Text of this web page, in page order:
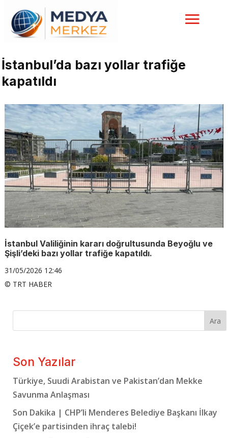
İstanbul’da bazı yollar trafiğe
kapatıldı
İstanbul Valiliğinin kararı doğrultusunda Beyoğlu ve
Şişli’deki bazı yollar trafiğe kapatıldı.
31/05/2026 12:46
© TRT HABER
Ara
Son Yazılar
Türkiye, Suudi Arabistan ve Pakistan’dan Mekke
Savunma Anlaşması
Son Dakika | CHP’li Menderes Belediye Başkanı İlkay
Çiçek’e partisinden ihraç talebi!